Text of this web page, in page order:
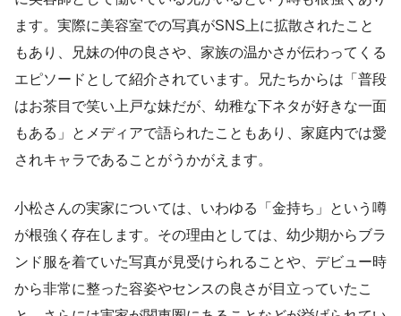
ます。実際に美容室での写真がSNS上に拡散されたこと
もあり、兄妹の仲の良さや、家族の温かさが伝わってくる
エピソードとして紹介されています。兄たちからは「普段
はお茶目で笑い上戸な妹だが、幼稚な下ネタが好きな一面
もある」とメディアで語られたこともあり、家庭内では愛
されキャラであることがうかがえます。
小松さんの実家については、いわゆる「金持ち」という噂
が根強く存在します。その理由としては、幼少期からブラ
ンド服を着ていた写真が見受けられることや、デビュー時
から非常に整った容姿やセンスの良さが目立っていたこ